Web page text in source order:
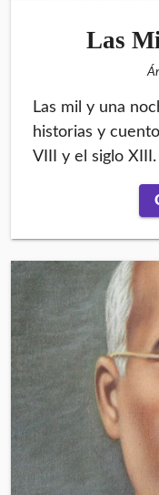
Las
Las mil y una
historias y
VIII y el siglo XIII.